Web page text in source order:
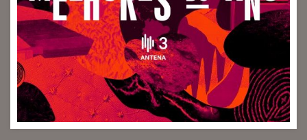
RECORDED, MIXED Sony Music (Engineer João Martins)